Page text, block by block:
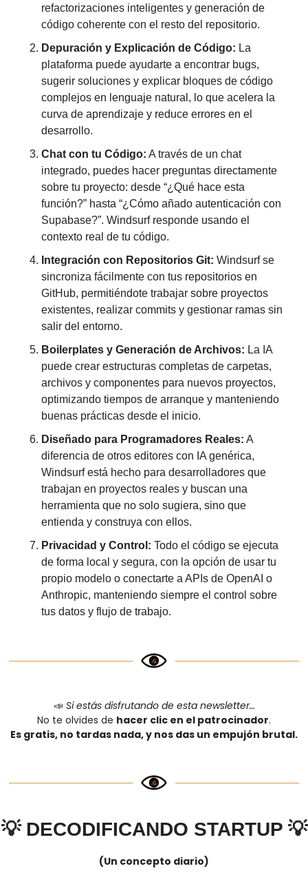
refactorizaciones inteligentes y generación de
código coherente con el resto del repositorio.
Depuración y Explicación de Código: La
plataforma puede ayudarte a encontrar bugs,
sugerir soluciones y explicar bloques de código
complejos en lenguaje natural, lo que acelera la
curva de aprendizaje y reduce errores en el
desarrollo.
Chat con tu Código: A través de un chat
integrado, puedes hacer preguntas directamente
sobre tu proyecto: desde “¿Qué hace esta
función?” hasta “¿Cómo añado autenticación con
Supabase?”. Windsurf responde usando el
contexto real de tu código.
Integración con Repositorios Git: Windsurf se
sincroniza fácilmente con tus repositorios en
GitHub, permitiéndote trabajar sobre proyectos
existentes, realizar commits y gestionar ramas sin
salir del entorno.
Boilerplates y Generación de Archivos: La IA
puede crear estructuras completas de carpetas,
archivos y componentes para nuevos proyectos,
optimizando tiempos de arranque y manteniendo
buenas prácticas desde el inicio.
Diseñado para Programadores Reales: A
diferencia de otros editores con IA genérica,
Windsurf está hecho para desarrolladores que
trabajan en proyectos reales y buscan una
herramienta que no solo sugiera, sino que
entienda y construya con ellos.
Privacidad y Control: Todo el código se ejecuta
de forma local y segura, con la opción de usar tu
propio modelo o conectarte a APIs de OpenAI o
Anthropic, manteniendo siempre el control sobre
tus datos y flujo de trabajo.
📣 Si estás disfrutando de esta newsletter…
No te olvides de hacer clic en el patrocinador.
Es gratis, no tardas nada, y nos das un empujón brutal.
💡 DECODIFICANDO STARTUP 💡
(Un concepto diario)